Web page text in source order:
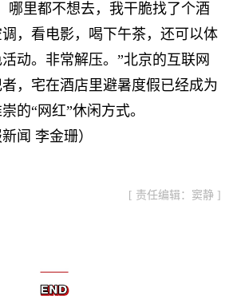
哪里都不想去，我干脆找了个酒
，看电影，喝下午茶，还可以体
动。非常解压。”北京的互联网
，宅在酒店里避暑度假已经成为
的“网红”休闲方式。
闻 李金珊）
[ 责任编辑：窦静 ]